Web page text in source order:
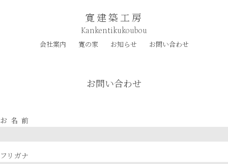
寛建築工房
Kankentikukoubou
会社案内 寛の家 お知らせ お問い合わせ
お問い合わせ
お名前
フリガナ